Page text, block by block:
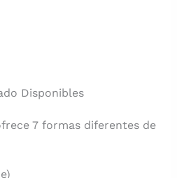
Disponibles
7 formas diferentes de